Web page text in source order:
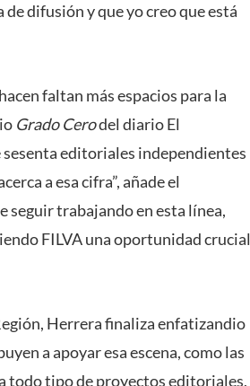
difusión y que yo creo que está
faltan más espacios para la
Grado Cerodel diario El
sesenta editoriales independientes
a esa cifra”, añade el
seguir trabajando en esta línea,
FILVA una oportunidad crucial
Herrera finaliza enfatizandio
a apoyar esa escena, como las
todo tipo de proyectos editoriales,